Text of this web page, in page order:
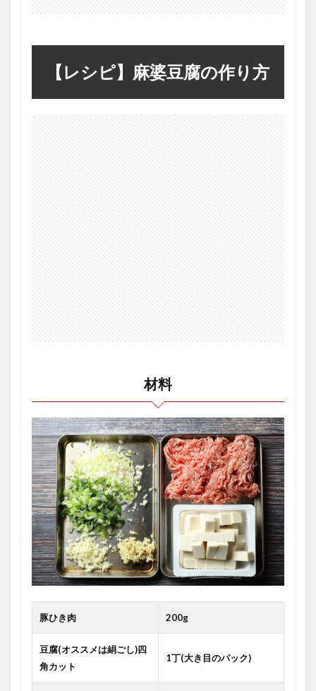
【レシピ】麻婆豆腐の作り方
材料
豚ひき肉 200g
豆腐(オススメは絹ごし)四
角カット
1丁(大き目のパック)